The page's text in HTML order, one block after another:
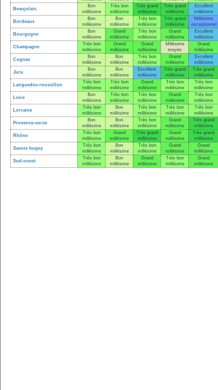
Beaujolais
Bon
millésime
Très bon
millésime
Très grand
millésime
Très grand
millésime
Excellent
millésime
Bordeaux
Bon
millésime
Bon
millésime
Très bon
millésime
Très grand
millésime
Millésime
exceptionnel
Bourgogne
Bon
millésime
Grand
millésime
Très bon
millésime
Grand
millésime
Excellent
millésime
Champagne
Très bon
millésime
Grand
millésime
Grand
millésime
Millésime
moyen
Grand
millésime
Cognac
Bon
millésime
Bon
millésime
Très bon
millésime
Grand
millésime
Excellent
millésime
Jura
Bon
millésime
Bon
millésime
Excellent
millésime
Très grand
millésime
Très grand
millésime
Languedoc-roussillon
Très bon
millésime
Très bon
millésime
Grand
millésime
Très bon
millésime
Très bon
millésime
Loire
Bon
millésime
Très bon
millésime
Très bon
millésime
Grand
millésime
Très bon
millésime
Lorraine
Très bon
millésime
Bon
millésime
Très bon
millésime
Très bon
millésime
Très bon
millésime
Provence-corse
Bon
millésime
Bon
millésime
Très bon
millésime
Grand
millésime
Très grand
millésime
Rhône
Très bon
millésime
Grand
millésime
Très grand
millésime
Grand
millésime
Très grand
millésime
Savoie bugey
Très bon
millésime
Bon
millésime
Très bon
millésime
Grand
millésime
Grand
millésime
Sud-ouest
Très bon
millésime
Bon
millésime
Grand
millésime
Très bon
millésime
Grand
millésime